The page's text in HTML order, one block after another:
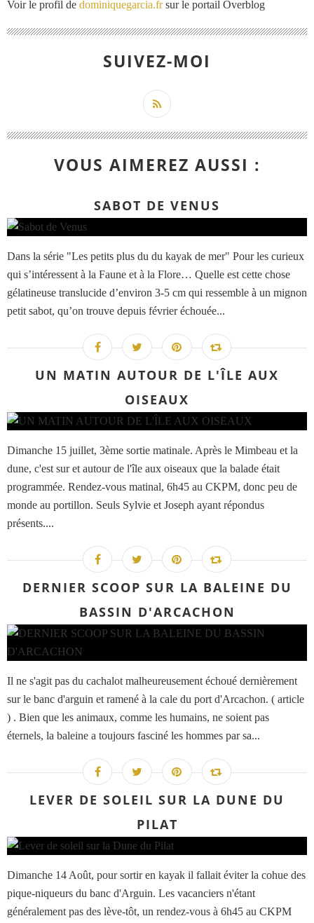
Voir le profil de dominiquegarcia.frsur le portail Overblog
SUIVEZ-MOI
VOUS AIMEREZ AUSSI :
SABOT DE VENUS
Dans la série "Les petits plus du du kayak de mer" Pour les curieux
qui s’intéressent à la Faune et à la Flore… Quelle est cette chose
gélatineuse translucide d’environ 3-5 cm qui ressemble à un mignon
petit sabot, qu’on trouve depuis février échouée...
UN MATIN AUTOUR DE L'ÎLE AUX
OISEAUX
Dimanche 15 juillet, 3ème sortie matinale. Après le Mimbeau et la
dune, c'est sur et autour de l'île aux oiseaux que la balade était
programmée. Rendez-vous matinal, 6h45 au CKPM, donc peu de
monde au portillon. Seuls Sylvie et Joseph ayant répondus
présents....
DERNIER SCOOP SUR LA BALEINE DU
BASSIN D'ARCACHON
Il ne s'agit pas du cachalot malheureusement échoué dernièrement
sur le banc d'arguin et ramené à la cale du port d'Arcachon. ( article
) . Bien que les animaux, comme les humains, ne soient pas
éternels, la baleine a toujours fasciné les hommes par sa...
LEVER DE SOLEIL SUR LA DUNE DU
PILAT
Dimanche 14 Août, pour sortir en kayak il fallait éviter la cohue des
pique-niqueurs du banc d'Arguin. Les vacanciers n'étant
généralement pas des lève-tôt, un rendez-vous à 6h45 au CKPM